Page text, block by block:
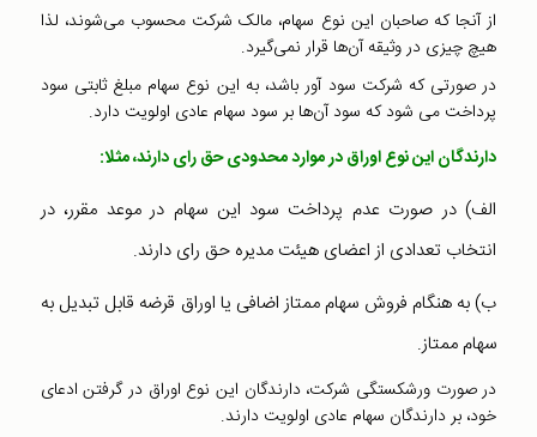
از آنجا که صاحبان این نوع سهام، مالک شرکت محسوب می‌شوند، لذا
هیچ چیزی در وثیقه آن‌ها قرار نمی‌گیرد.
در صورتی که شرکت سود آور باشد‌، به این نوع سهام مبلغ ثابتی سود
پرداخت می شود که سود آن‌ها بر سود سهام عادی اولویت دارد.
دارندگان این نوع اوراق در موارد محدودی حق رای دارند‌، مثلا:
الف‌) در صورت عدم پرداخت سود این سهام در موعد مقرر‌، در
انتخاب تعدادی از اعضای هیئت مدیره حق رای دارند‌.
ب‌) به هنگام فروش سهام ممتاز اضافی یا اوراق قرضه قابل تبدیل به
سهام ممتاز.
در صورت ورشکستگی شرکت‌، دارندگان این نوع اوراق در گرفتن ادعای
خود‌، بر دارندگان سهام عادی اولویت دارند.